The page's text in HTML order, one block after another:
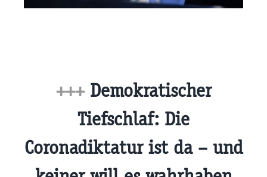
+++Demokratischer
Tiefschlaf: Die
Coronadiktatur ist da – und